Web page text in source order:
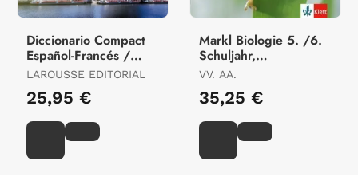
Diccionario Compact
Español-Francés /
Français-Espagnol
LAROUSSE EDITORIAL
25,95 €
Markl Biologie 5. /6.
Schuljahr,
Schülerband
VV. AA.
35,25 €